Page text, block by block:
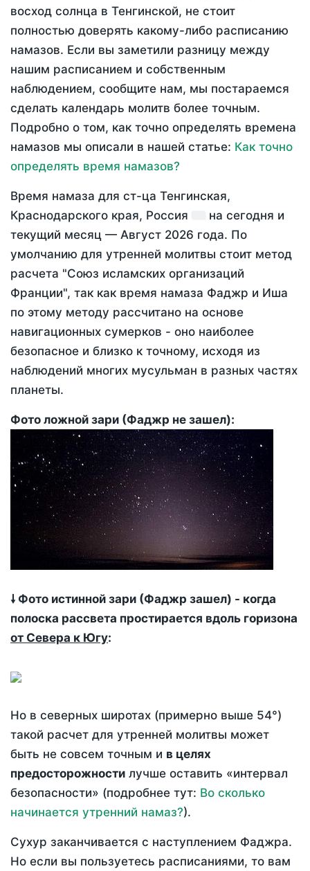
восход солнца в Тенгинской, не стоит
полностью доверять какому-либо расписанию
намазов. Если вы заметили разницу между
нашим расписанием и собственным
наблюдением, сообщите нам, мы постараемся
сделать календарь молитв более точным.
Подробно о том, как точно определять времена
намазов мы описали в нашей статье: Как точно
определять время намазов?
Время намаза для ст-ца Тенгинская,
Краснодарского края, Россия
на сегодня и
текущий месяц — Август 2026 года. По
умолчанию для утренней молитвы стоит метод
расчета "Союз исламских организаций
Франции", так как время намаза Фаджр и Иша
по этому методу рассчитано на основе
навигационных сумерков - оно наиболее
безопасное и близко к точному, исходя из
наблюдений многих мусульман в разных частях
планеты.
Фото ложной зари (Фаджр не зашел):
🠗 Фото истинной зари (Фаджр зашел) - когда
полоска рассвета простирается вдоль горизона
от Севера к Югу:
Но в северных широтах (примерно выше 54°)
такой расчет для утренней молитвы может
быть не совсем точным и в целях
предосторожности лучше оставить «интервал
безопасности» (подробнее тут: Во сколько
начинается утренний намаз?).
Сухур заканчивается с наступлением Фаджра.
Но если вы пользуетесь расписаниями, то вам